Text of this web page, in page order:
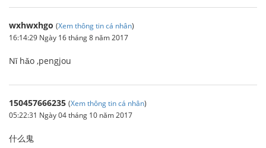
wxhwxhgo (Xem thông tin cá nhân)
16:14:29 Ngày 16 tháng 8 năm 2017
Nǐ hǎo ,pengjou
150457666235 (Xem thông tin cá nhân)
05:22:31 Ngày 04 tháng 10 năm 2017
什么鬼